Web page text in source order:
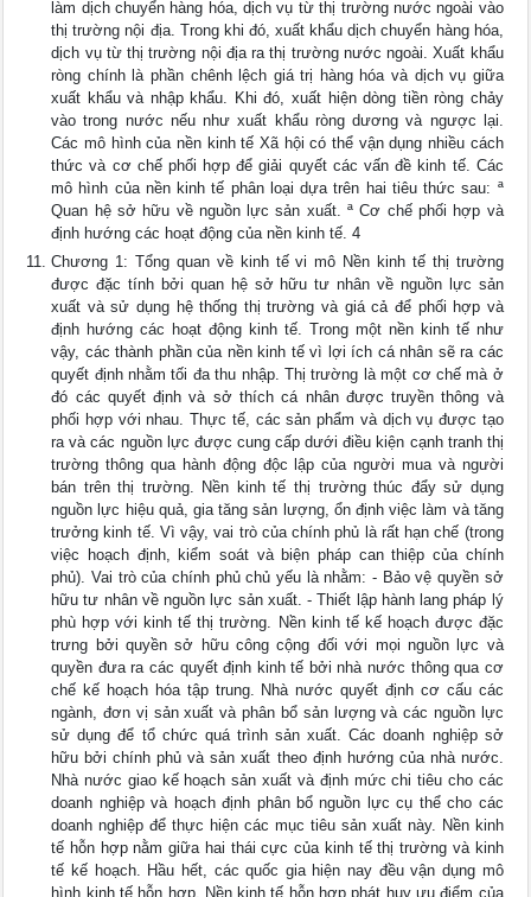
làm dịch chuyển hàng hóa, dịch vụ từ thị trường nước ngoài vào
thị trường nội địa. Trong khi đó, xuất khẩu dịch chuyển hàng hóa,
dịch vụ từ thị trường nội địa ra thị trường nước ngoài. Xuất khẩu
ròng chính là phần chênh lệch giá trị hàng hóa và dịch vụ giữa
xuất khẩu và nhập khẩu. Khi đó, xuất hiện dòng tiền ròng chảy
vào trong nước nếu như xuất khẩu ròng dương và ngược lại.
Các mô hình của nền kinh tế Xã hội có thể vận dụng nhiều cách
thức và cơ chế phối hợp để giải quyết các vấn đề kinh tế. Các
mô hình của nền kinh tế phân loại dựa trên hai tiêu thức sau: ª
Quan hệ sở hữu về nguồn lực sản xuất. ª Cơ chế phối hợp và
định hướng các hoạt động của nền kinh tế. 4
Chương 1: Tổng quan về kinh tế vi mô Nền kinh tế thị trường
được đặc tính bởi quan hệ sở hữu tư nhân về nguồn lực sản
xuất và sử dụng hệ thống thị trường và giá cả để phối hợp và
định hướng các hoạt động kinh tế. Trong một nền kinh tế như
vậy, các thành phần của nền kinh tế vì lợi ích cá nhân sẽ ra các
quyết định nhằm tối đa thu nhập. Thị trường là một cơ chế mà ở
đó các quyết định và sở thích cá nhân được truyền thông và
phối hợp với nhau. Thực tế, các sản phẩm và dịch vụ được tạo
ra và các nguồn lực được cung cấp dưới điều kiện cạnh tranh thị
trường thông qua hành động độc lập của người mua và người
bán trên thị trường. Nền kinh tế thị trường thúc đẩy sử dụng
nguồn lực hiệu quả, gia tăng sản lượng, ổn định việc làm và tăng
trưởng kinh tế. Vì vậy, vai trò của chính phủ là rất hạn chế (trong
việc hoạch định, kiểm soát và biện pháp can thiệp của chính
phủ). Vai trò của chính phủ chủ yếu là nhằm: - Bảo vệ quyền sở
hữu tư nhân về nguồn lực sản xuất. - Thiết lập hành lang pháp lý
phù hợp với kinh tế thị trường. Nền kinh tế kế hoạch được đặc
trưng bởi quyền sở hữu công cộng đối với mọi nguồn lực và
quyền đưa ra các quyết định kinh tế bởi nhà nước thông qua cơ
chế kế hoạch hóa tập trung. Nhà nước quyết định cơ cấu các
ngành, đơn vị sản xuất và phân bổ sản lượng và các nguồn lực
sử dụng để tổ chức quá trình sản xuất. Các doanh nghiệp sở
hữu bởi chính phủ và sản xuất theo định hướng của nhà nước.
Nhà nước giao kế hoạch sản xuất và định mức chi tiêu cho các
doanh nghiệp và hoạch định phân bổ nguồn lực cụ thể cho các
doanh nghiệp để thực hiện các mục tiêu sản xuất này. Nền kinh
tế hỗn hợp nằm giữa hai thái cực của kinh tế thị trường và kinh
tế kế hoạch. Hầu hết, các quốc gia hiện nay đều vận dụng mô
hình kinh tế hỗn hợp. Nền kinh tế hỗn hợp phát huy ưu điểm của